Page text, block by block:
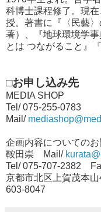
科博士課程修了。現
授。著書に『〈民藝
著）、『地球環境学
とは つながること』
□お申し込み先
MEDIA SHOP
Tel/ 075-255-0783
Mail/
企画内容についての
鞍田崇 Mail/
Tel/ 075-707-2382
京都市北区上賀茂本
603-8047